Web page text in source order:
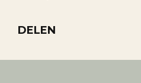
DELEN